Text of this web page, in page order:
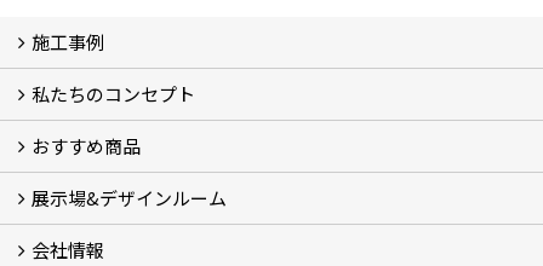
施工事例
施工事例
お客様の声 (46)
私たちのコンセプト
コンセプト
完成までの流れ
お庭のメンテナンスについて
おすすめ商品
オリジナル帆布のサイクルポート
NEW スマートサイクルポート
おしゃれな物置 (8)
門扉 (6)
ウッドフェンス (16)
アイアンの商品 (6)
ガーデニング雑貨 (3)
ガーデン書&ガーデンアート
こだわりのオリジナル商品 一覧
おすすめの植物 (29)
箱庭ガーデン
ポット苗
展示場&デザインルーム
展示場&デザインルーム
会社情報